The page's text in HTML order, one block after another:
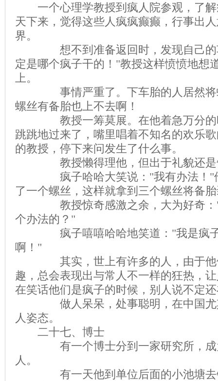
一个心理学教授到疯人院参观，了解
天下来，觉得这些人疯疯癫癫，行事出
界。
想不到准备返回时，发现自己的
定是哪个疯子干的！"教授这样愤愤地想
上。
事情严重了。下车胎的人居然将
螺丝有备胎也上不去啊！
教授一筹莫展。在他着急万分的
跳跳地过来了，嘴里唱着不知名的欢乐
的教授，停下来问发生了什么事。
教授懒得理他，但出于礼貌还是
疯子哈哈大笑说："我有办法！"他
了一个螺丝，这样就拿到三个螺丝将备
教授惊奇感激之余，大为好奇："
个办法的？"
疯子嘻嘻哈哈地笑道："我是疯子
啊！"
其实，世上有许多的人，由于他
趣，总会表现出与常人不一样的狂热，
在笑话他们是疯子的时候，别人说不定
做人呆呆，处事聪明，在中国尤
人姿态。
二十七、博士
有一个博士分到一家研究所，成
人。
有一天他到单位后面的小池塘去